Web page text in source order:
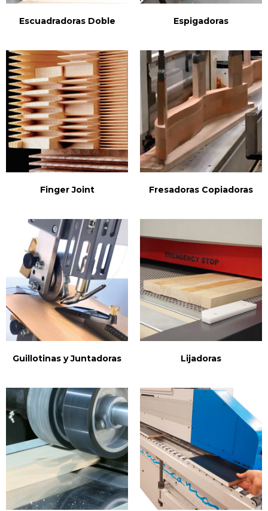
Escuadradoras Doble Espigadoras
Finger Joint Fresadoras Copiadoras
Guillotinas y Juntadoras Lijadoras